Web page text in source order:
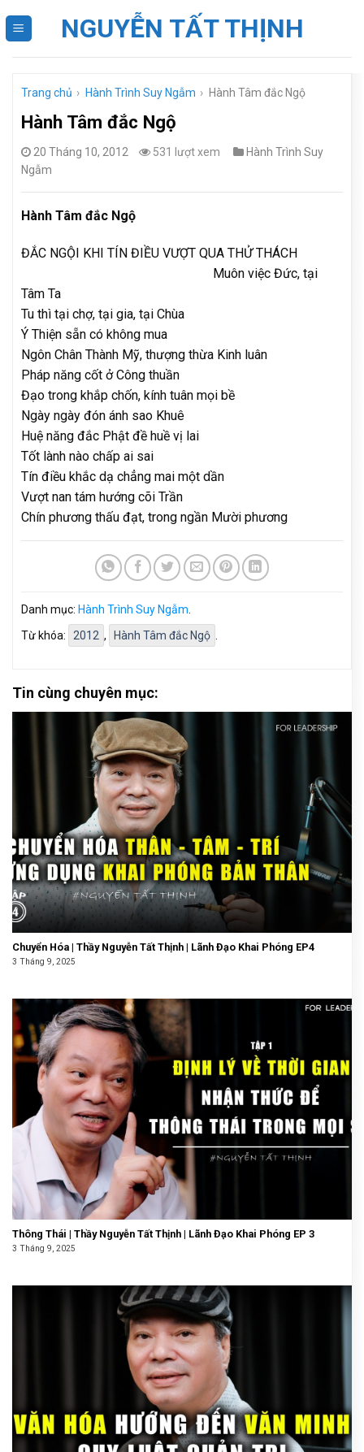
NGUYỄN TẤT THỊNH
Trang chủ › Hành Trình Suy Ngẫm › Hành Tâm đắc Ngộ
Hành Tâm đắc Ngộ
20 Tháng 10, 2012 531 lượt xem
Hành Trình Suy
Ngẫm
Hành Tâm đắc Ngộ
ĐẮC NGỘI KHI TÍN ĐIỀU VƯỢT QUA THỬ THÁCH
Muôn việc Đức, tại
Tâm Ta
Tu thì tại chợ, tại gia, tại Chùa
Ý Thiện sẵn có không mua
Ngôn Chân Thành Mỹ, thượng thừa Kinh luân
Pháp năng cốt ở Công thuần
Đạo trong khắp chốn, kính tuân mọi bề
Ngày ngày đón ánh sao Khuê
Huệ năng đắc Phật đề huề vị lai
Tốt lành nào chấp ai sai
Tín điều khắc dạ chẳng mai một dần
Vượt nan tám hướng cõi Trần
Chín phương thấu đạt, trong ngần Mười phương
Danh mục: Hành Trình Suy Ngẫm
Từ khóa:
2012 , Hành Tâm đắc Ngộ
Tin cùng chuyên mục:
Chuyển Hóa | Thầy Nguyễn Tất Thịnh | Lãnh Đạo Khai Phóng EP4
3 Tháng 9, 2025
Thông Thái | Thầy Nguyễn Tất Thịnh | Lãnh Đạo Khai Phóng EP 3
3 Tháng 9, 2025